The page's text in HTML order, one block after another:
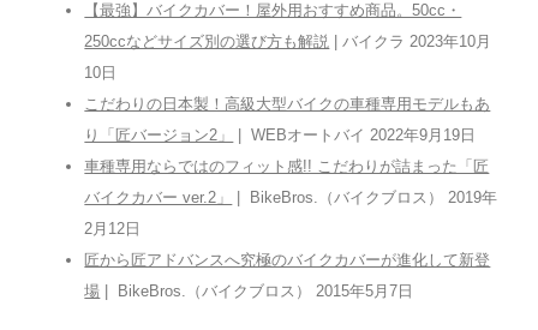
【最強】バイクカバー！屋外用おすすめ商品。50cc・
250ccなどサイズ別の選び方も解説 | バイクラ 2023年10月
10日
こだわりの日本製！高級大型バイクの車種専用モデルもあ
り「匠バージョン2」
| WEBオートバイ 2022年9月19日
車種専用ならではのフィット感!! こだわりが詰まった「匠
バイクカバー ver.2」
| BikeBros.（バイクブロス） 2019年
2月12日
匠から匠アドバンスへ究極のバイクカバーが進化して新登
場 | BikeBros.（バイクブロス） 2015年5月7日